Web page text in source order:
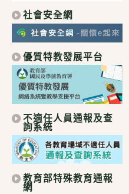
社會安全網
優質特教發展平台
不適任人員通報及查
詢系統
教育部特殊教育通報
網